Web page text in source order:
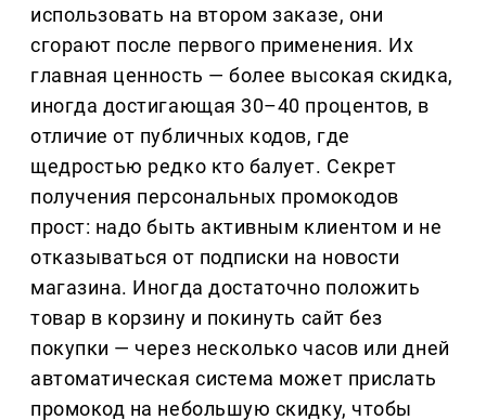
использовать на втором заказе, они
сгорают после первого применения. Их
главная ценность — более высокая скидка,
иногда достигающая 30–40 процентов, в
отличие от публичных кодов, где
щедростью редко кто балует. Секрет
получения персональных промокодов
прост: надо быть активным клиентом и не
отказываться от подписки на новости
магазина. Иногда достаточно положить
товар в корзину и покинуть сайт без
покупки — через несколько часов или дней
автоматическая система может прислать
промокод на небольшую скидку, чтобы